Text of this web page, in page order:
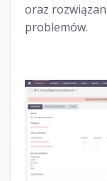
oraz
problemów.